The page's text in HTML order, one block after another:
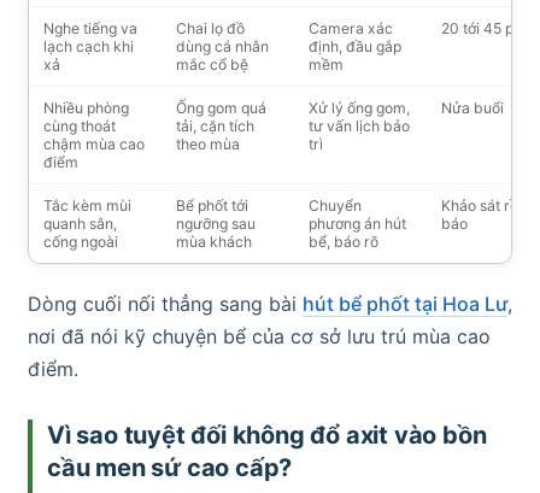
Nghe tiếng va
lạch cạch khi
xả
Chai lọ đồ
dùng cá nhân
mắc cổ bệ
Camera xác
định, đầu gắp
mềm
20 tới 45 phút
Nhiều phòng
cùng thoát
chậm mùa cao
điểm
Ống gom quá
tải, cặn tích
theo mùa
Xử lý ống gom,
tư vấn lịch bảo
trì
Nửa buổi
Tắc kèm mùi
quanh sân,
cống ngoài
Bể phốt tới
ngưỡng sau
mùa khách
Chuyển
phương án hút
bể, báo rõ
Khảo sát rồi
báo
Dòng cuối nối thẳng sang bài hút bể phốt tại Hoa Lư,
nơi đã nói kỹ chuyện bể của cơ sở lưu trú mùa cao
điểm.
Vì sao tuyệt đối không đổ axit vào bồn
cầu men sứ cao cấp?